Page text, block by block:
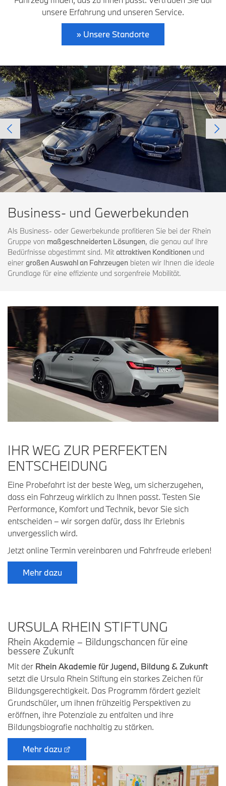
unsere Erfahrung und unseren Service.
» Unsere Standorte
Business- und Gewerbekunden
Als Business- oder Gewerbekunde profitieren Sie bei der Rhein
Gruppe von maßgeschneiderten Lösungen, die genau auf Ihre
Bedürfnisse abgestimmt sind. Mitattraktiven Konditionen und
einer großen Auswahl an Fahrzeugen bieten wir Ihnen die ideale
Grundlage für eine effiziente und sorgenfreie Mobilität.
IHR WEG ZUR PERFEKTEN
ENTSCHEIDUNG
Eine Probefahrt ist der beste Weg, um sicherzugehen,
dass ein Fahrzeug wirklich zu Ihnen passt. Testen Sie
Performance, Komfort und Technik, bevor Sie sich
entscheiden – wir sorgen dafür, dass Ihr Erlebnis
unvergesslich wird.
Jetzt online Termin vereinbaren und Fahrfreude erleben!
Mehr dazu
URSULA RHEIN STIFTUNG
Rhein Akademie – Bildungschancen für eine
bessere Zukunft
Mit der Rhein Akademie für Jugend, Bildung & Zukunft
setzt die Ursula Rhein Stiftung ein starkes Zeichen für
Bildungsgerechtigkeit. Das Programm fördert gezielt
Grundschüler, um ihnen frühzeitig Perspektiven zu
eröffnen, ihre Potenziale zu entfalten und ihre
Bildungsbiografie nachhaltig zu stärken.
Mehr dazu